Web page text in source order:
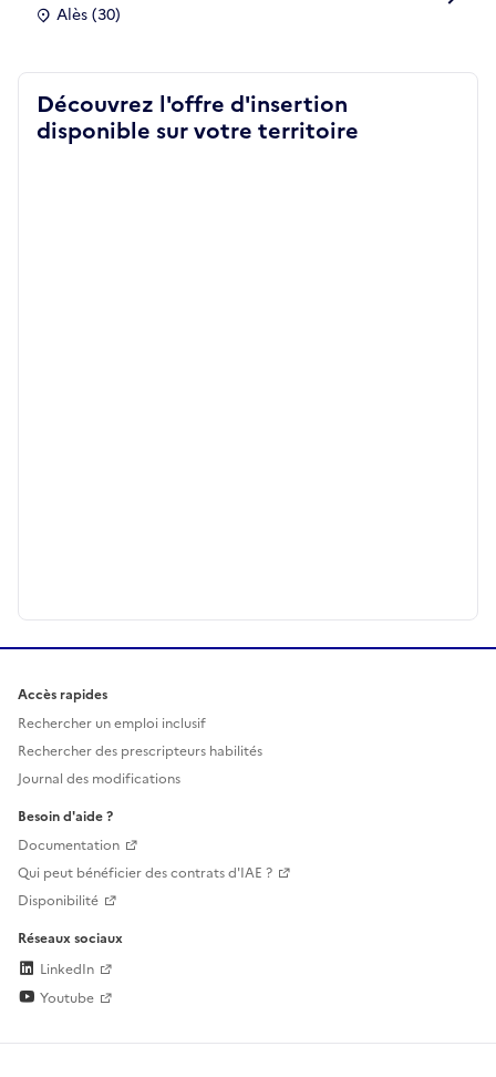
Alès (30)
Découvrez l'offre d'insertion
disponible sur votre territoire
Accès rapides
Rechercher un emploi inclusif
Rechercher des prescripteurs habilités
Journal des modifications
Besoin d'aide ?
Documentation
Qui peut bénéficier des contrats d'IAE ?
Disponibilité
Réseaux sociaux
LinkedIn
Youtube